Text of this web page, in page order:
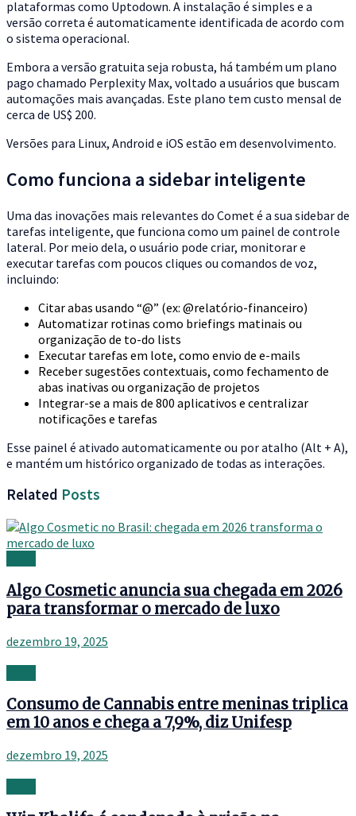
plataformas como Uptodown. A instalação é simples e a
versão correta é automaticamente identificada de acordo com
o sistema operacional.
Embora a versão gratuita seja robusta, há também um plano
pago chamado Perplexity Max, voltado a usuários que buscam
automações mais avançadas. Este plano tem custo mensal de
cerca de US$ 200.
Versões para Linux, Android e iOS estão em desenvolvimento.
Como funciona a sidebar inteligente
Uma das inovações mais relevantes do Comet é a sua sidebar de
tarefas inteligente, que funciona como um painel de controle
lateral. Por meio dela, o usuário pode criar, monitorar e
executar tarefas com poucos cliques ou comandos de voz,
incluindo:
Citar abas usando “@” (ex: @relatório-financeiro)
Automatizar rotinas como briefings matinais ou
organização de to-do lists
Executar tarefas em lote, como envio de e-mails
Receber sugestões contextuais, como fechamento de
abas inativas ou organização de projetos
Integrar-se a mais de 800 aplicativos e centralizar
notificações e tarefas
Esse painel é ativado automaticamente ou por atalho (Alt + A),
e mantém um histórico organizado de todas as interações.
Related Posts
Algo Cosmetic anuncia sua chegada em 2026
para transformar o mercado de luxo
dezembro 19, 2025
Consumo de Cannabis entre meninas triplica
em 10 anos e chega a 7,9%, diz Unifesp
dezembro 19, 2025